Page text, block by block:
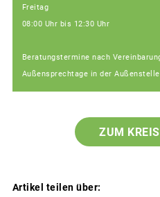
Freitag
08:00 Uhr bis 12:30 Uhr
Beratungstermine nach
Außensprechtage in der
ZUM
Artikel teilen über: